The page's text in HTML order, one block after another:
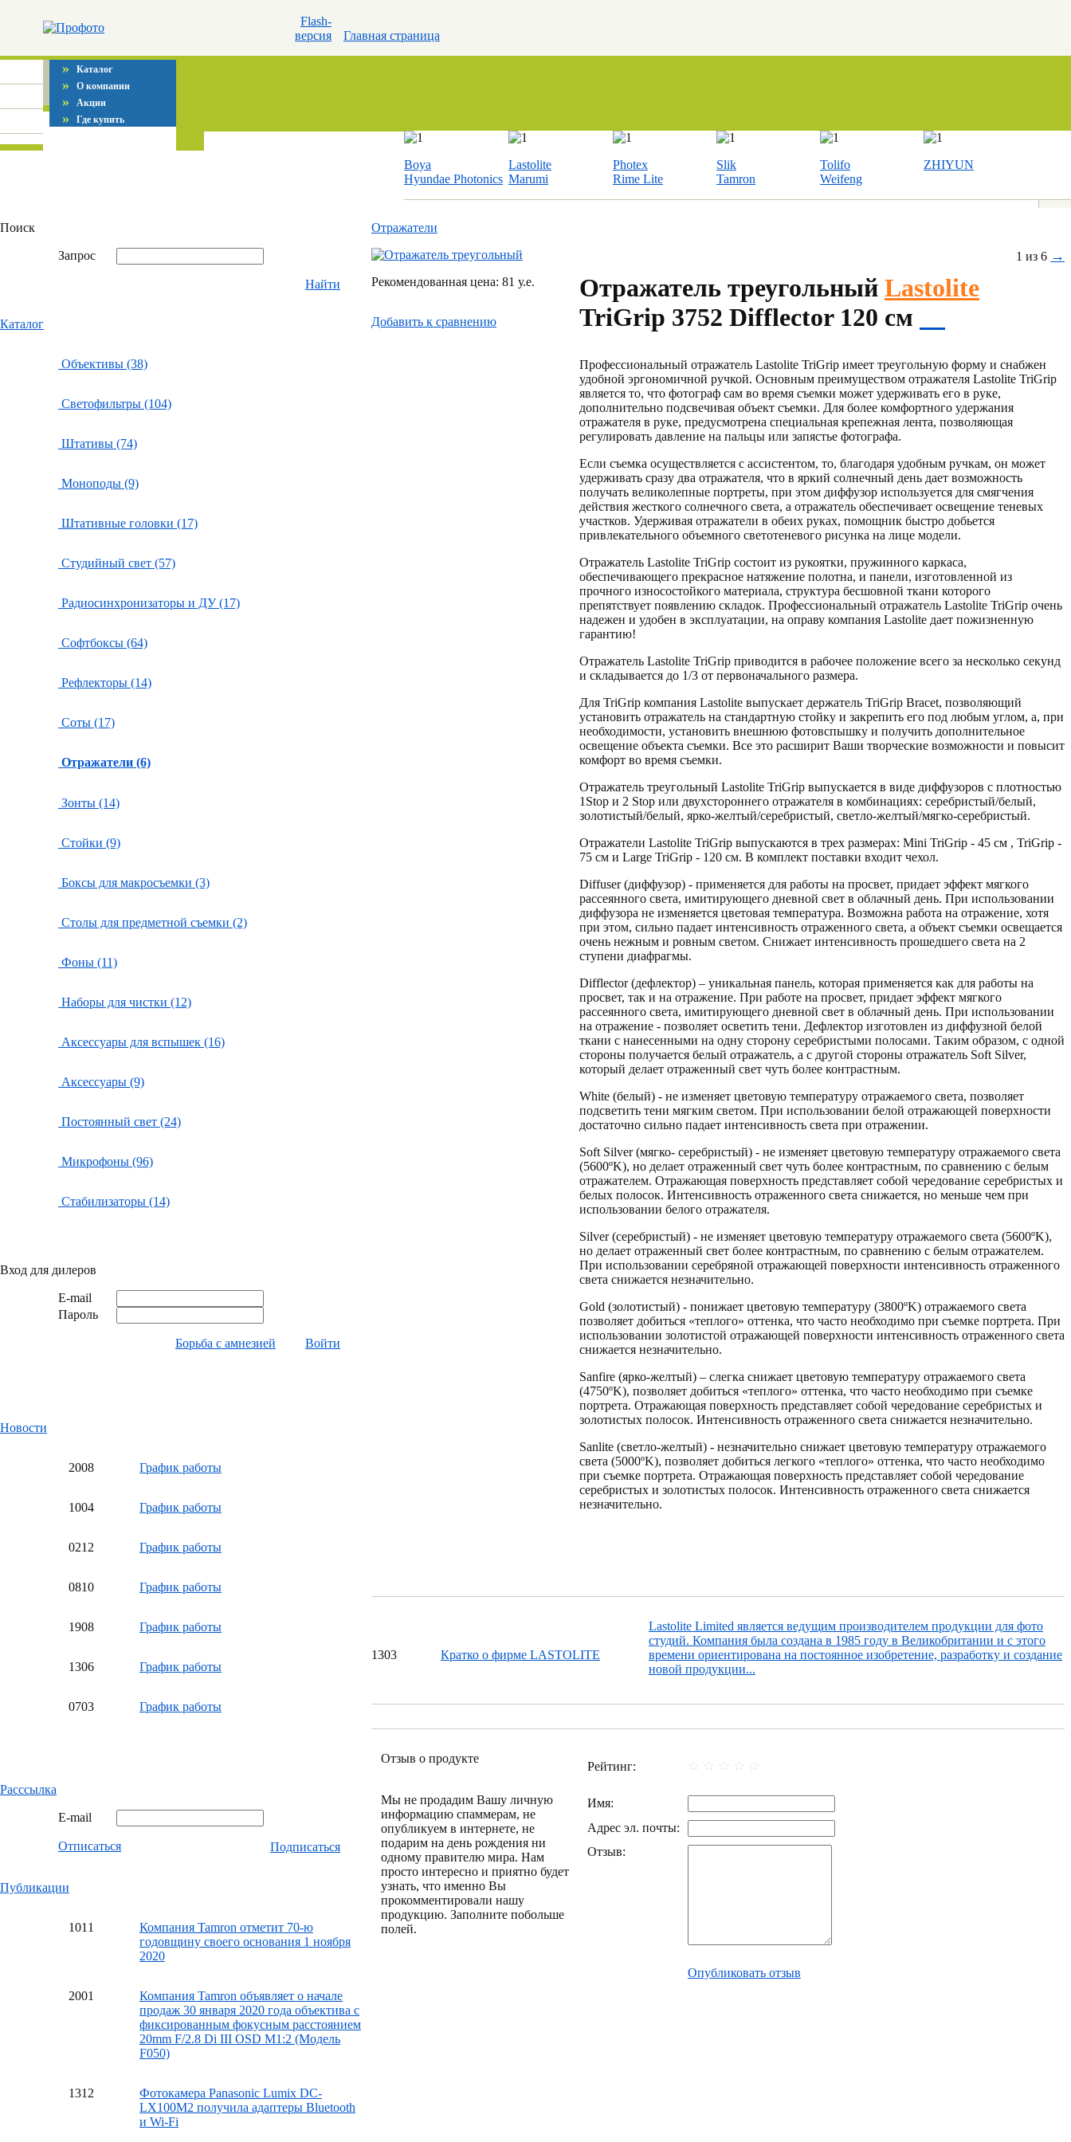
Flash-
версия
Главная страница
» Каталог
» О компании
» Акции
» Где купить
Boya
Hyundae Photonics
Lastolite
Marumi
Photex
Rime Lite
Slik
Tamron
Tolifo
Weifeng
ZHIYUN
Поиск
Запрос
Найти
Каталог
Объективы (38)
Светофильтры (104)
Штативы (74)
Моноподы (9)
Штативные головки (17)
Студийный свет (57)
Радиосинхронизаторы и ДУ (17)
Софтбоксы (64)
Рефлекторы (14)
Соты (17)
Отражатели (6)
Зонты (14)
Стойки (9)
Боксы для макросъемки (3)
Столы для предметной съемки (2)
Фоны (11)
Наборы для чистки (12)
Аксессуары для вспышек (16)
Аксессуары (9)
Постоянный свет (24)
Микрофоны (96)
Стабилизаторы (14)
Вход для дилеров
E-mail
Пароль
Борьба с амнезией Войти
Новости
2008 График работы
1004 График работы
0212 График работы
0810 График работы
1908 График работы
1306 График работы
0703 График работы
Расссылка
E-mail
Отписаться Подписаться
Публикации
1011
Компания Tamron отметит 70-ю
годовщину своего основания 1 ноября
2020
2001
Компания Tamron объявляет о начале
продаж 30 января 2020 года объектива с
фиксированным фокусным расстоянием
20mm F/2.8 Di III OSD M1:2 (Модель
F050)
1312
Фотокамера Panasonic Lumix DC-
LX100M2 получила адаптеры Bluetooth
и Wi-Fi
Отражатели
Рекомендованная цена: 81 у.е.
Добавить к cравнению
1 из 6 →
Отражатель треугольный Lastolite
TriGrip 3752 Difflector 120 см
Профессиональный отражатель Lastolite TriGrip имеет треугольную форму и снабжен
удобной эргономичной ручкой. Основным преимуществом отражателя Lastolite TriGrip
является то, что фотограф сам во время съемки может удерживать его в руке,
дополнительно подсвечивая объект съемки. Для более комфортного удержания
отражателя в руке, предусмотрена специальная крепежная лента, позволяющая
регулировать давление на пальцы или запястье фотографа.
Если съемка осуществляется с ассистентом, то, благодаря удобным ручкам, он может
удерживать сразу два отражателя, что в яркий солнечный день дает возможность
получать великолепные портреты, при этом диффузор используется для смягчения
действия жесткого солнечного света, а отражатель обеспечивает освещение теневых
участков. Удерживая отражатели в обеих руках, помощник быстро добьется
привлекательного объемного светотеневого рисунка на лице модели.
Отражатель Lastolite TriGrip состоит из рукоятки, пружинного каркаса,
обеспечивающего прекрасное натяжение полотна, и панели, изготовленной из
прочного износостойкого материала, структура бесшовной ткани которого
препятствует появлению складок. Профессиональный отражатель Lastolite TriGrip очень
надежен и удобен в эксплуатации, на оправу компания Lastolite дает пожизненную
гарантию!
Отражатель Lastolite TriGrip приводится в рабочее положение всего за несколько секунд
и складывается до 1/3 от первоначального размера.
Для TriGrip компания Lastolite выпускает держатель TriGrip Bracet, позволяющий
установить отражатель на стандартную стойку и закрепить его под любым углом, а, при
необходимости, установить внешнюю фотовспышку и получить дополнительное
освещение объекта съемки. Все это расширит Ваши творческие возможности и повысит
комфорт во время съемки.
Отражатель треугольный Lastolite TriGrip выпускается в виде диффузоров с плотностью
1Stop и 2 Stop или двухстороннего отражателя в комбинациях: серебристый/белый,
золотистый/белый, ярко-желтый/серебристый, светло-желтый/мягко-серебристый.
Отражатели Lastolite TriGrip выпускаются в трех размерах: Mini TriGrip - 45 см , TriGrip -
75 см и Large TriGrip - 120 см. В комплект поставки входит чехол.
Diffuser (диффузор) - применяется для работы на просвет, придает эффект мягкого
рассеянного света, имитирующего дневной свет в облачный день. При использовании
диффузора не изменяется цветовая температура. Возможна работа на отражение, хотя
при этом, сильно падает интенсивность отраженного света, а объект съемки освещается
очень нежным и ровным светом. Снижает интенсивность прошедшего света на 2
ступени диафрагмы.
Difflector (дефлектор) – уникальная панель, которая применяется как для работы на
просвет, так и на отражение. При работе на просвет, придает эффект мягкого
рассеянного света, имитирующего дневной свет в облачный день. При использовании
на отражение - позволяет осветить тени. Дефлектор изготовлен из диффузной белой
ткани с нанесенными на одну сторону серебристыми полосами. Таким образом, с одной
стороны получается белый отражатель, а с другой стороны отражатель Soft Silver,
который делает отраженный свет чуть более контрастным.
White (белый) - не изменяет цветовую температуру отражаемого света, позволяет
подсветить тени мягким светом. При использовании белой отражающей поверхности
достаточно сильно падает интенсивность света при отражении.
Soft Silver (мягко- серебристый) - не изменяет цветовую температуру отражаемого света
(5600ºK), но делает отраженный свет чуть более контрастным, по сравнению с белым
отражателем. Отражающая поверхность представляет собой чередование серебристых и
белых полосок. Интенсивность отраженного света снижается, но меньше чем при
использовании белого отражателя.
Silver (серебристый) - не изменяет цветовую температуру отражаемого света (5600ºK),
но делает отраженный свет более контрастным, по сравнению с белым отражателем.
При использовании серебряной отражающей поверхности интенсивность отраженного
света снижается незначительно.
Gold (золотистый) - понижает цветовую температуру (3800ºK) отражаемого света
позволяет добиться «теплого» оттенка, что часто необходимо при съемке портрета. При
использовании золотистой отражающей поверхности интенсивность отраженного света
снижается незначительно.
Sanfire (ярко-желтый) – слегка снижает цветовую температуру отражаемого света
(4750ºK), позволяет добиться «теплого» оттенка, что часто необходимо при съемке
портрета. Отражающая поверхность представляет собой чередование серебристых и
золотистых полосок. Интенсивность отраженного света снижается незначительно.
Sanlite (светло-желтый) - незначительно снижает цветовую температуру отражаемого
света (5000ºK), позволяет добиться легкого «теплого» оттенка, что часто необходимо
при съемке портрета. Отражающая поверхность представляет собой чередование
серебристых и золотистых полосок. Интенсивность отраженного света снижается
незначительно.
1303 Кратко о фирме LASTOLITE
Lastolite Limited является ведущим производителем продукции для фото
студий. Компания была создана в 1985 году в Великобритании и с этого
времени ориентирована на постоянное изобретение, разработку и создание
новой продукции...
Отзыв о продукте
Мы не продадим Вашу личную
информацию спаммерам, не
опубликуем в интернете, не
подарим на день рождения ни
одному правителю мира. Нам
просто интересно и приятно будет
узнать, что именно Вы
прокомментировали нашу
продукцию. Заполните побольше
полей.
Рейтинг:
Имя:
Адрес эл. почты:
Отзыв:
Опубликовать отзыв